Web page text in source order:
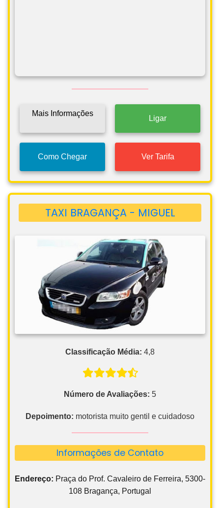
Mais Informações
Ligar
Como Chegar Ver Tarifa
TAXI BRAGANÇA - MIGUEL
Classificação Média: 4,8
Número de Avaliações: 5
Depoimento: motorista muito gentil e cuidadoso
Informações de Contato
Endereço: Praça do Prof. Cavaleiro de Ferreira, 5300-
108 Bragança, Portugal